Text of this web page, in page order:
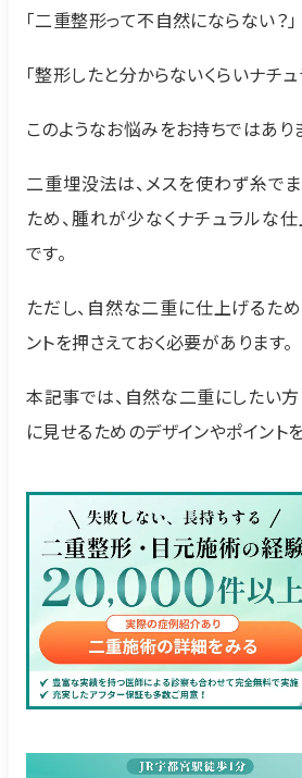
「二重整形って不自然にならない？」
「整形したと分からないくらいナチ
このようなお悩みをお持ちではあり
二重埋没法は、メスを使わず糸で
ため、腫れが少なくナチュラルな
です。
ただし、自然な二重に仕上げるため
ントを押さえておく必要があります。
本記事では、自然な二重にしたい方
に見せるためのデザインやポイント